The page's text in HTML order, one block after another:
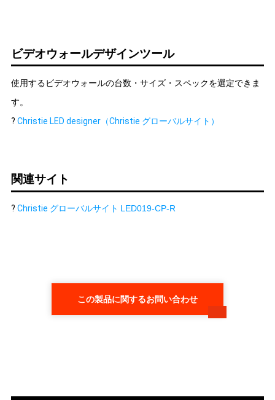
ビデオウォールデザインツール
使用するビデオウォールの台数・サイズ・スペックを選定できま
す。
? Christie LED designer（Christie グローバルサイト）
関連サイト
? Christie グローバルサイト LED019-CP-R
この製品に関するお問い合わせ